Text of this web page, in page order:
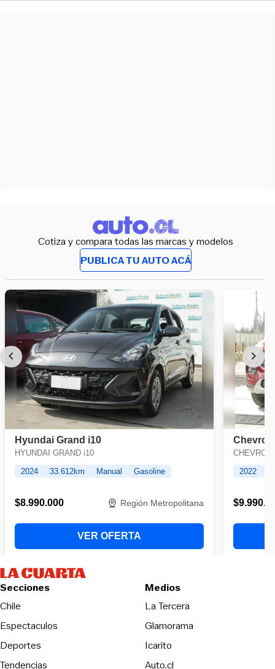
Cotiza y compara todas las marcas y modelos
PUBLICA TU AUTO ACÁ
Secciones
Chile
Espectaculos
Deportes
Tendencias
Medios
La TerceraOpens in new
Glamorama
Icarito
Auto.cl